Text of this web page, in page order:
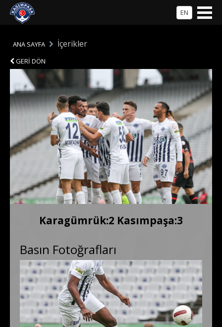
ANA SAYFA İçerikler
GERİ DÖN
Karagümrük:2 Kasımpaşa:3
Basın Fotoğrafları
EN